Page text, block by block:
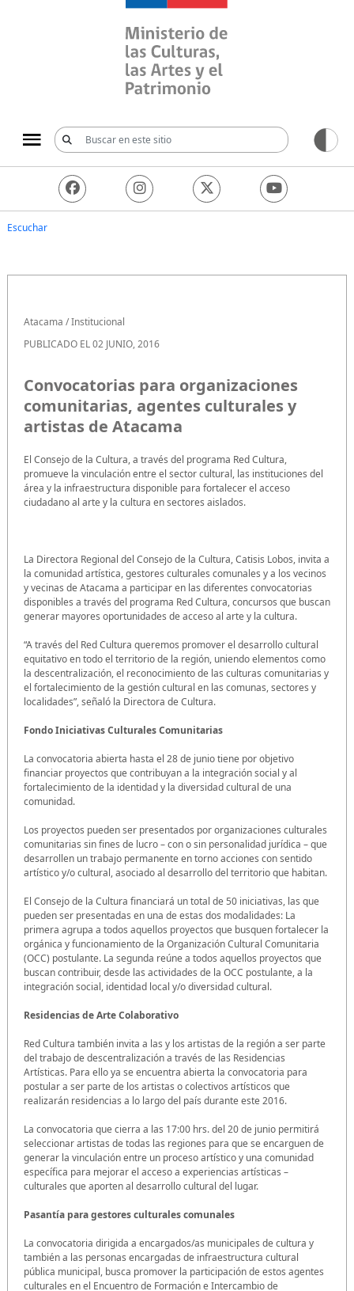
Ministerio de las
Escuchar
Atacama /Institucional
PUBLICADO EL 02 JUNIO, 2016
Convocatorias para organizaciones
comunitarias, agentes culturales y
artistas de Atacama
El Consejo de la Cultura, a través del programa Red Cultura,
promueve la vinculación entre el sector cultural, las instituciones del
área y la infraestructura disponible para fortalecer el acceso
ciudadano al arte y la cultura en sectores aislados.
La Directora Regional del Consejo de la Cultura, Catisis Lobos, invita a
la comunidad artística, gestores culturales comunales y a los vecinos
y vecinas de Atacama a participar en las diferentes convocatorias
disponibles a través del programa Red Cultura, concursos que buscan
generar mayores oportunidades de acceso al arte y la cultura.
“A través del Red Cultura queremos promover el desarrollo cultural
equitativo en todo el territorio de la región, uniendo elementos como
la descentralización, el reconocimiento de las culturas comunitarias y
el fortalecimiento de la gestión cultural en las comunas, sectores y
localidades”, señaló la Directora de Cultura.
Fondo Iniciativas Culturales Comunitarias
La convocatoria abierta hasta el 28 de junio tiene por objetivo
financiar proyectos que contribuyan a la integración social y al
fortalecimiento de la identidad y la diversidad cultural de una
comunidad.
Los proyectos pueden ser presentados por organizaciones culturales
comunitarias sin fines de lucro – con o sin personalidad jurídica – que
desarrollen un trabajo permanente en torno acciones con sentido
artístico y/o cultural, asociado al desarrollo del territorio que habitan.
El Consejo de la Cultura financiará un total de 50 iniciativas, las que
pueden ser presentadas en una de estas dos modalidades: La
primera agrupa a todos aquellos proyectos que busquen fortalecer la
orgánica y funcionamiento de la Organización Cultural Comunitaria
(OCC) postulante. La segunda reúne a todos aquellos proyectos que
buscan contribuir, desde las actividades de la OCC postulante, a la
integración social, identidad local y/o diversidad cultural.
Residencias de Arte Colaborativo
Red Cultura también invita a las y los artistas de la región a ser parte
del trabajo de descentralización a través de las Residencias
Artísticas. Para ello ya se encuentra abierta la convocatoria para
postular a ser parte de los artistas o colectivos artísticos que
realizarán residencias a lo largo del país durante este 2016.
La convocatoria que cierra a las 17:00 hrs. del 20 de junio permitirá
seleccionar artistas de todas las regiones para que se encarguen de
generar la vinculación entre un proceso artístico y una comunidad
específica para mejorar el acceso a experiencias artísticas –
culturales que aporten al desarrollo cultural del lugar.
Pasantía para gestores culturales comunales
La convocatoria dirigida a encargados/as municipales de cultura y
también a las personas encargadas de infraestructura cultural
pública municipal, busca promover la participación de estos agentes
culturales en el Encuentro de Formación e Intercambio de